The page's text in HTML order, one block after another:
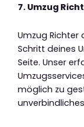
7. Umzug
Umzug Richter
Schritt deines
Seite. Unser
möglich zu